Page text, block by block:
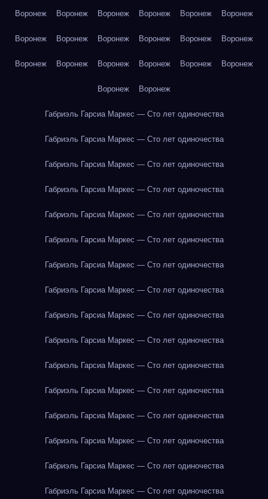
Воронеж Воронеж Воронеж Воронеж Воронеж Воронеж
Воронеж Воронеж Воронеж Воронеж Воронеж Воронеж
Воронеж Воронеж Воронеж Воронеж Воронеж Воронеж
Воронеж Воронеж
Габриэль Гарсиа Маркес — Сто лет одиночества
Габриэль Гарсиа Маркес — Сто лет одиночества
Габриэль Гарсиа Маркес — Сто лет одиночества
Габриэль Гарсиа Маркес — Сто лет одиночества
Габриэль Гарсиа Маркес — Сто лет одиночества
Габриэль Гарсиа Маркес — Сто лет одиночества
Габриэль Гарсиа Маркес — Сто лет одиночества
Габриэль Гарсиа Маркес — Сто лет одиночества
Габриэль Гарсиа Маркес — Сто лет одиночества
Габриэль Гарсиа Маркес — Сто лет одиночества
Габриэль Гарсиа Маркес — Сто лет одиночества
Габриэль Гарсиа Маркес — Сто лет одиночества
Габриэль Гарсиа Маркес — Сто лет одиночества
Габриэль Гарсиа Маркес — Сто лет одиночества
Габриэль Гарсиа Маркес — Сто лет одиночества
Габриэль Гарсиа Маркес — Сто лет одиночества